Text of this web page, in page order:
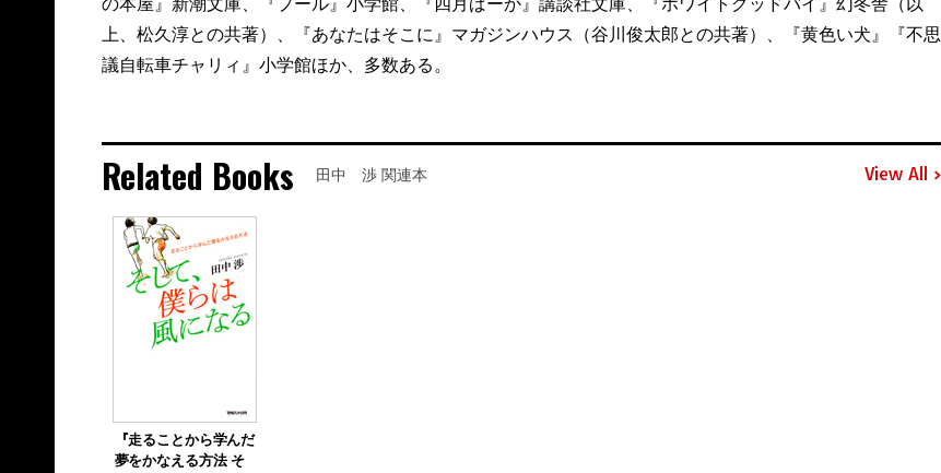
の本屋』新潮文庫、『プール』小学館、『四月ばーか』講談社文庫、『ホワイトグッドバイ』幻冬舎（以
上、松久淳との共著）、『あなたはそこに』マガジンハウス（谷川俊太郎との共著）、『黄色い犬』『不思
議自転車チャリィ』小学館ほか、多数ある。
Related Books 田中 渉 関連本 View All
『走ることから学んだ
夢をかなえる方法 そ